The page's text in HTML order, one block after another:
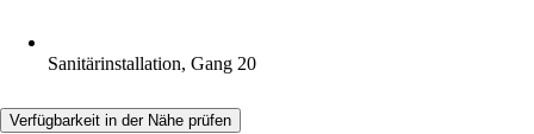
Sanitärinstallation, Gang 20
Verfügbarkeit in der Nähe prüfen